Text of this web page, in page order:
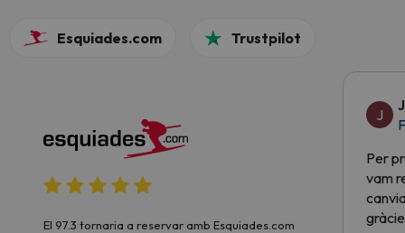
Esquiades.com Trustpilot
El 97.3 tornaria a reservar amb Esquiades.com
J
Per
vam